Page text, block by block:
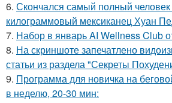
6. Скончался самый полный
килограммовый мексиканец Хуан
7. Набор в январь AI Wellness Club
8. На скриншоте запечатлено
статьи из раздела "Секреты
9. Программа для новичка на
в неделю, 20-30 мин: